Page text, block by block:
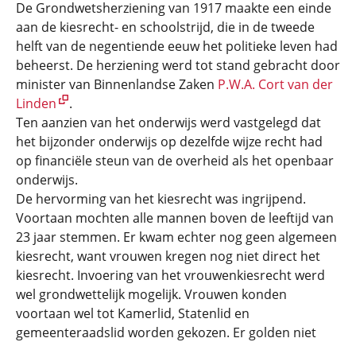
De Grondwetsherziening van 1917 maakte een einde
aan de kiesrecht- en schoolstrijd, die in de tweede
helft van de negentiende eeuw het politieke leven had
beheerst. De herziening werd tot stand gebracht door
minister van Binnenlandse Zaken P.W.A. Cort van der
Linden
.
Ten aanzien van het onderwijs werd vastgelegd dat
het bijzonder onderwijs op dezelfde wijze recht had
op financiële steun van de overheid als het openbaar
onderwijs.
De hervorming van het kiesrecht was ingrijpend.
Voortaan mochten alle mannen boven de leeftijd van
23 jaar stemmen. Er kwam echter nog geen algemeen
kiesrecht, want vrouwen kregen nog niet direct het
kiesrecht. Invoering van het vrouwenkiesrecht werd
wel grondwettelijk mogelijk. Vrouwen konden
voortaan wel tot Kamerlid, Statenlid en
gemeenteraadslid worden gekozen. Er golden niet